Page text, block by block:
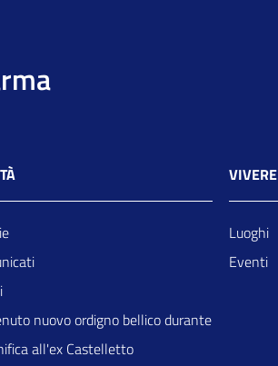
nuovo ordigno bellico durante
all'ex Castelletto
Luoghi
Eventi